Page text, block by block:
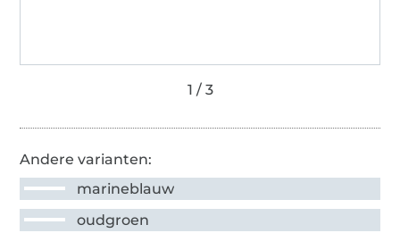
Andere varianten:
marineblauw
oudgroen